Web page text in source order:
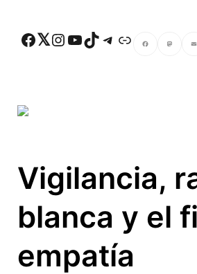
Facebook Twitter Instagram YouTube TikTok Telegram Enlace
Vigilancia,
blanca y el
empatía